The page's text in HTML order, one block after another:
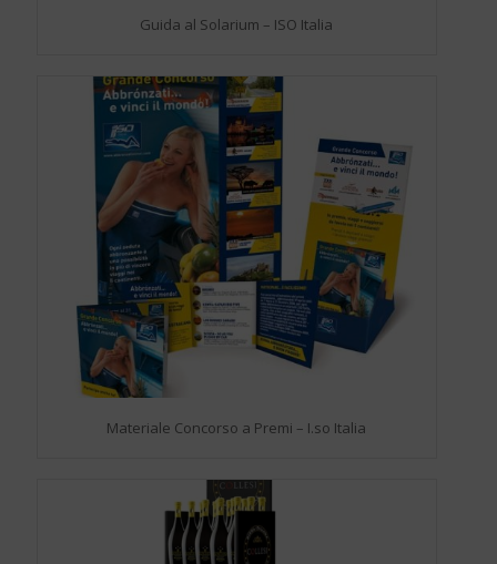
Guida al Solarium – ISO Italia
Materiale Concorso a Premi – I.so Italia